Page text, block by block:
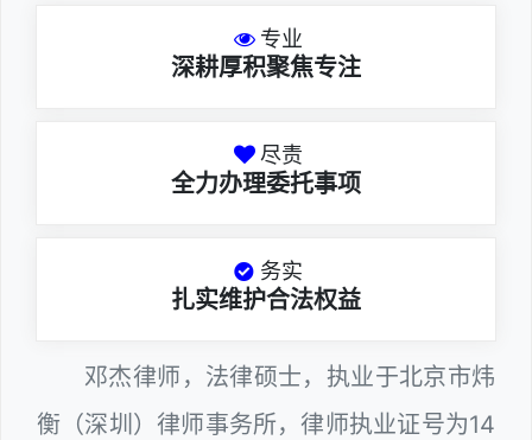
专业
深耕厚积聚焦专注
尽责
全力办理委托事项
务实
扎实维护合法权益
邓杰律师，法律硕士，执业于北京市炜
衡（深圳）律师事务所，律师执业证号为14